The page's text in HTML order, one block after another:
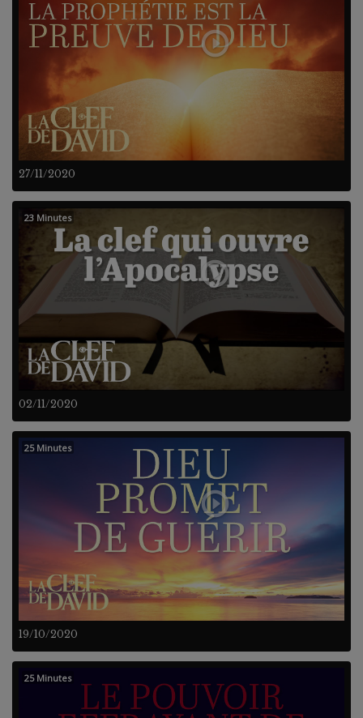
27/11/2020
02/11/2020
23 Minutes
19/10/2020
25 Minutes
25 Minutes